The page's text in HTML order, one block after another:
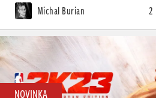
Michal Burian 2
NOVINKA